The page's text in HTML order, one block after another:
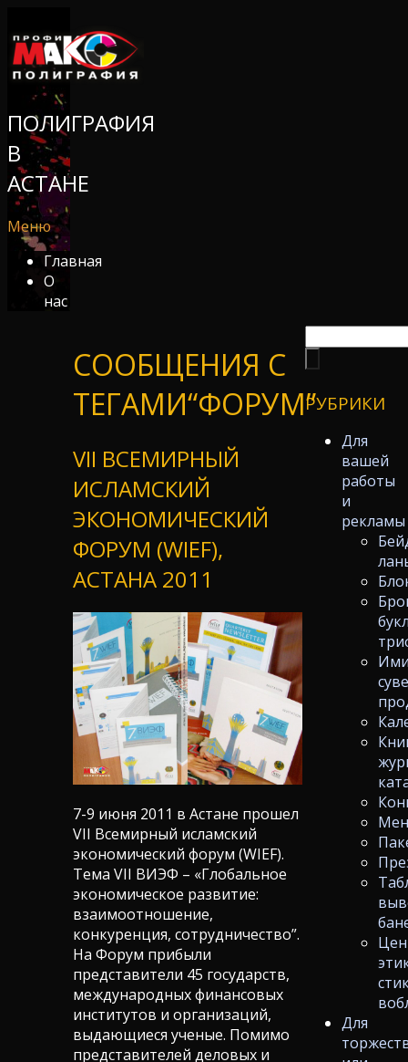
ПОЛИГРАФИЯ
В
АСТАНЕ
Меню
Главная
О
нас
РУБРИКИ
Для
вашей
работы
и
рекламы
Для
СООБЩЕНИЯ С
ТЕГАМИ“ФОРУМ”
VII ВСЕМИРНЫЙ
ИСЛАМСКИЙ
ЭКОНОМИЧЕСКИЙ
ФОРУМ (WIEF),
АСТАНА 2011
7-9 июня 2011 в Астане прошел
VII Всемирный исламский
экономический форум (WIEF).
Тема VII ВИЭФ – «Глобальное
экономическое развитие:
взаимоотношение,
конкуренция, сотрудничество”.
На Форум прибыли
представители 45 государств,
международных финансовых
институтов и организаций,
выдающиеся ученые. Помимо
представителей деловых и